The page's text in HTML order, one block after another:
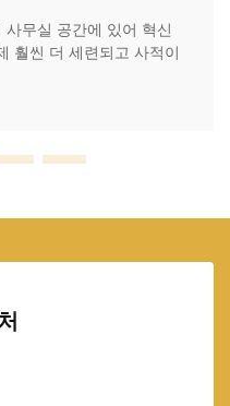
무실 공간에 있어 혁신
훨씬 더 세련되고 사적이